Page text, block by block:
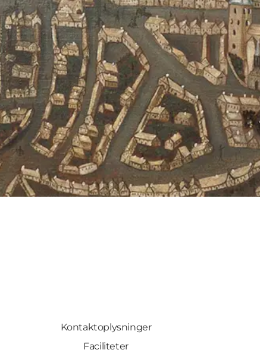
Kontaktoplysninger
Faciliteter